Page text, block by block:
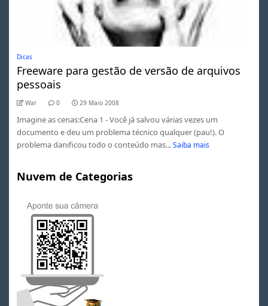
Dicas
Freeware para gestão de versão de arquivos
pessoais
War 0 29 Maio 2008
Imagine as cenas:Cena 1 - Você já salvou várias vezes um
documento e deu um problema técnico qualquer (pau!). O
problema danificou todo o conteúdo mas... Saiba mais
Nuvem de Categorias